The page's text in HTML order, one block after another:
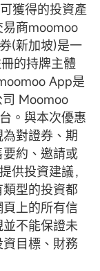
獲得的投資產
易商moomoo
(新加坡)是一
的持牌主體
App是
Moomoo
。與本次優惠
對證券、期
約、邀請或
供投資建議，
型的投資都
上的所有信
不能保證未
目標、財務